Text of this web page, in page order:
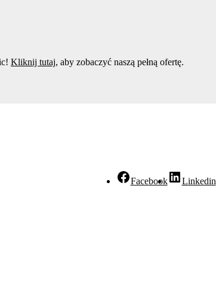
Kliknij tutaj, aby zobaczyć naszą pełną ofertę.
Facebook Linkedin